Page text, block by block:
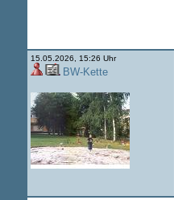
15.05.2026, 15:26 Uhr
BW-Kette